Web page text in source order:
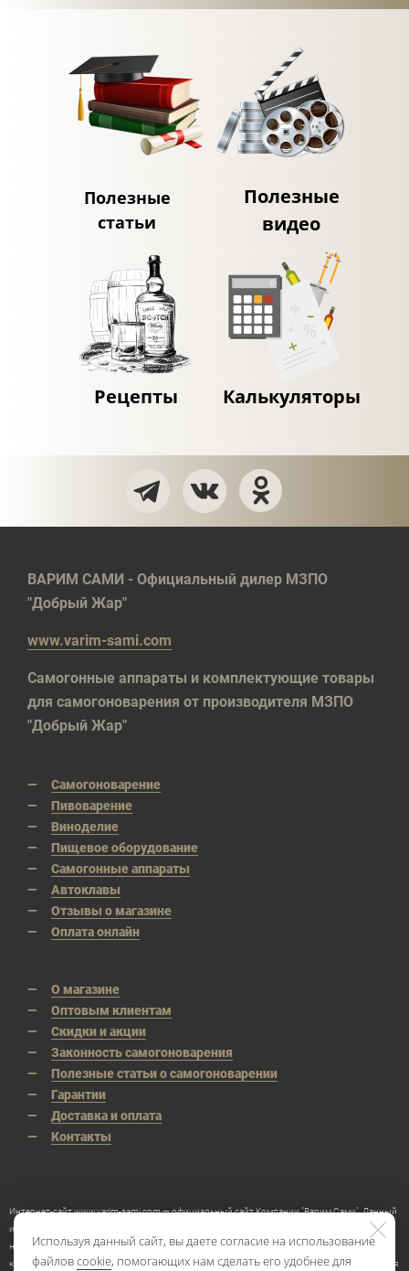
Полезные
статьи
Полезные
видео
Рецепты Калькуляторы
ВАРИМ САМИ - Официальный дилер МЗПО
"Добрый Жар"
www.varim-sami.com
Самогонные аппараты и комплектующие товары
для самогоноварения от производителя МЗПО
"Добрый Жар"
Самогоноварение
Пивоварение
Виноделие
Пищевое оборудование
Самогонные аппараты
Автоклавы
Отзывы о магазине
Оплата онлайн
О магазине
Оптовым клиентам
Скидки и акции
Законность самогоноварения
Полезные статьи о самогоноварении
Гарантии
Доставка и оплата
Контакты
Интернет-сайт www.varim-sami.com — официальный сайт Компании "Варим Сами". Данный
интернет-сайт носит исключительно информационный характер и ни при каких условиях
не является публичной офертой, определяемой положениями Статьи 437 Гражданского
кодекса Российской Федерации. Производитель оставляет за собой право в любое время
Используя данный сайт, вы даете согласие на использование
файловcookie, помогающих нам сделать его удобнее для